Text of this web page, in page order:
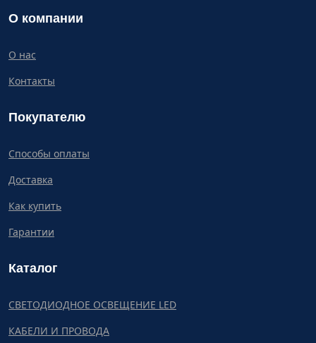
О компании
О нас
Контакты
Покупателю
Способы оплаты
Доставка
Как купить
Гарантии
Каталог
СВЕТОДИОДНОЕ ОСВЕЩЕНИЕ LED
КАБЕЛИ И ПРОВОДА